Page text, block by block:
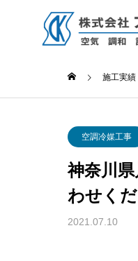
施工実績
空調冷媒工事
神奈川
わせくだ
2021.07.10